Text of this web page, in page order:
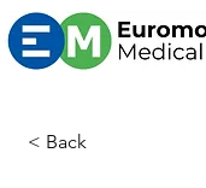
< Back